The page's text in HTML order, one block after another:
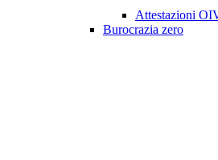
Attestazioni
Burocrazia zero